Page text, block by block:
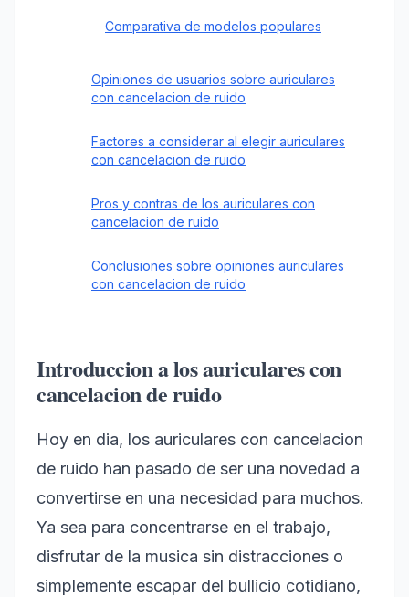
Comparativa de modelos populares
Opiniones de usuarios sobre auriculares
con cancelacion de ruido
Factores a considerar al elegir auriculares
con cancelacion de ruido
Pros y contras de los auriculares con
cancelacion de ruido
Conclusiones sobre opiniones auriculares
con cancelacion de ruido
Introduccion a los auriculares con
cancelacion de ruido
Hoy en dia, los auriculares con cancelacion
de ruido han pasado de ser una novedad a
convertirse en una necesidad para muchos.
Ya sea para concentrarse en el trabajo,
disfrutar de la musica sin distracciones o
simplemente escapar del bullicio cotidiano,